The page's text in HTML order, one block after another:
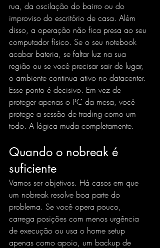
rua, da oscilação do bairro ou do
improviso do escritório de casa. Além
disso, a operação não fica presa ao seu
computador físico. Se o seu notebook
acabar bateria, se faltar luz na sua
região ou se você precisar sair de lugar,
o ambiente continua ativo no datacenter.
Esse ponto é decisivo. Em vez de
proteger apenas o PC da mesa, você
protege a sessão de trading como um
todo. A lógica muda completamente.
Quando o nobreak é
suficiente
Vamos ser objetivos. Há casos em que
um nobreak resolve boa parte do
problema. Se você opera pouco,
carrega posições com menos urgência
de execução ou usa o home setup
apenas como apoio, um backup de